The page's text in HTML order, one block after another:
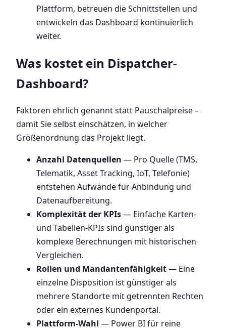
Plattform, betreuen die Schnittstellen und
entwickeln das Dashboard kontinuierlich
weiter.
Was kostet ein Dispatcher-
Dashboard?
Faktoren ehrlich genannt statt Pauschalpreise –
damit Sie selbst einschätzen, in welcher
Größenordnung das Projekt liegt.
Anzahl Datenquellen — Pro Quelle (TMS,
Telematik, Asset Tracking, IoT, Telefonie)
entstehen Aufwände für Anbindung und
Datenaufbereitung.
Komplexität der KPIs— Einfache Karten-
und Tabellen-KPIs sind günstiger als
komplexe Berechnungen mit historischen
Vergleichen.
Rollen und Mandantenfähigkeit— Eine
einzelne Disposition ist günstiger als
mehrere Standorte mit getrennten Rechten
oder ein externes Kundenportal.
Plattform-Wahl — Power BI für reine